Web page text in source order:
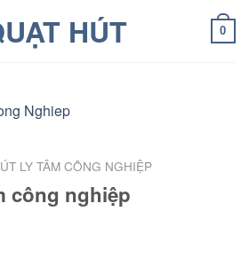
0
LY TÂM CÔNG NGHIỆP
công nghiệp